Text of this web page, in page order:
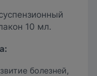
10 мл.
болезней,